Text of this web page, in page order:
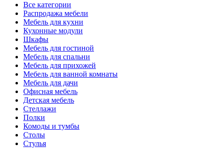
Все категории
Распродажа мебели
Мебель для кухни
Кухонные модули
Шкафы
Мебель для гостиной
Мебель для спальни
Мебель для прихожей
Мебель для ванной комнаты
Мебель для дачи
Офисная мебель
Детская мебель
Стеллажи
Полки
Комоды и тумбы
Столы
Стулья